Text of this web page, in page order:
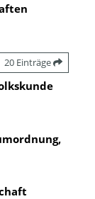
20 Einträge